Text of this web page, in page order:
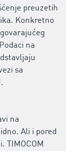
preuzetih
Konkretno
na
sa
na
Ali i pored
TIMOCOM